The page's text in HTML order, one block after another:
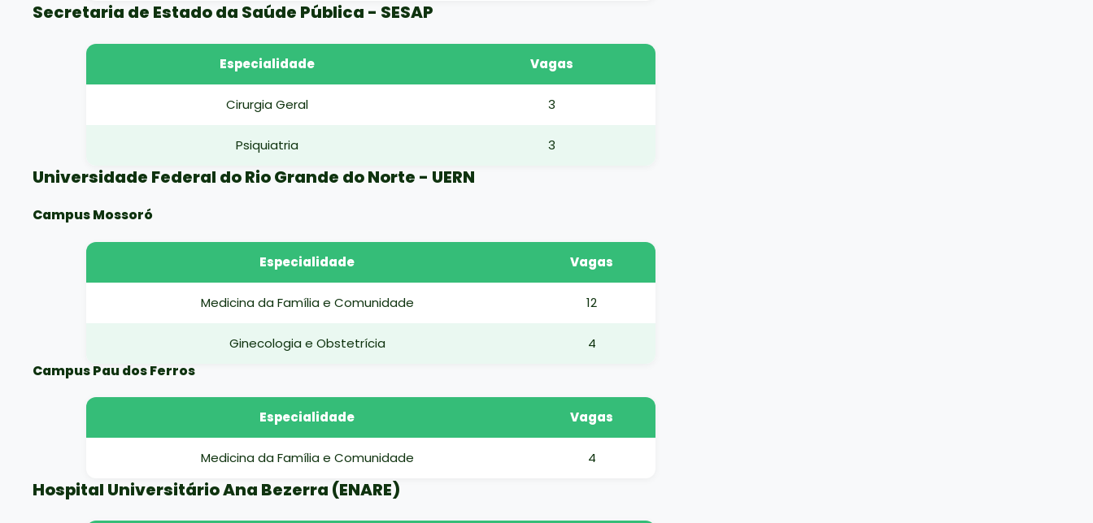
Secretaria de Estado da Saúde Pública - SESAP
Especialidade Vagas
Cirurgia Geral 3
Psiquiatria 3
Universidade Federal do Rio Grande do Norte - UERN
Campus Mossoró
Especialidade Vagas
Medicina da Família e Comunidade 12
Ginecologia e Obstetrícia 4
Campus Pau dos Ferros
Especialidade Vagas
Medicina da Família e Comunidade 4
Hospital Universitário Ana Bezerra (ENARE)